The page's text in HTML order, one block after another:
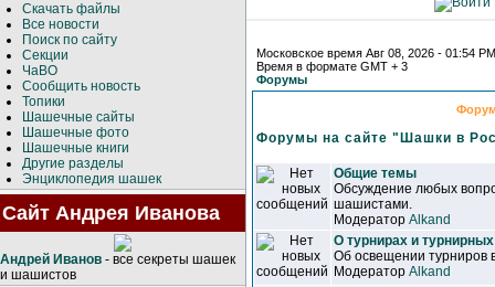
Скачать файлы
Все новости
Поиск по сайту
Секции
ЧаВО
Сообщить новость
Топики
Шашечные сайты
Шашечные фото
Шашечные книги
Другие разделы
Энциклопедия шашек
Сайт Андрея Иванова
Андрей Иванов - все секреты шашек
и шашистов
Московское время Авг 08, 2026 - 01:54 PM
Время в формате GMT + 3
Форумы
Форумы на сайте "Шашки в
Общие темы
Обсуждение любых
шашистами.
Модератор Alkand
О турнирах и
Об освещении турниров
Модератор Alkand